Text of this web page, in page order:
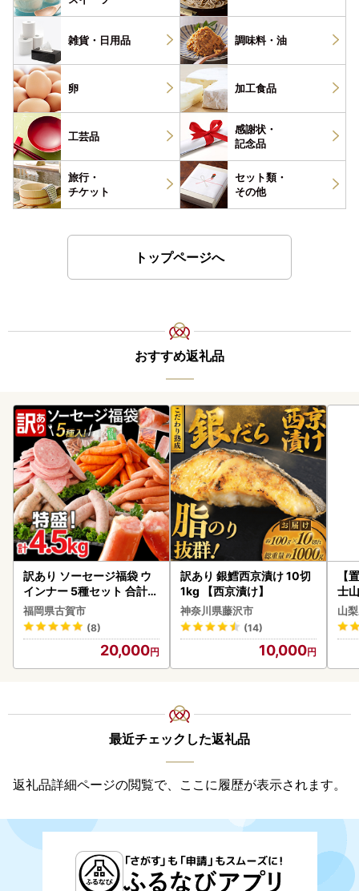
雑貨・ 日用品 調味料・ 油
卵 加工食品
工芸品
感謝状・
記念品
旅行・
チケット
セット類・
その他
トップページへ
おすすめ返礼品
訳あり ソーセージ福袋 ウ
インナー 5種セット 合計4.
5kg ソーセージ
福岡県古賀市
(8)
20,000
訳あり 銀鱈西京漬け 10切
1kg 【西京漬け】
神奈川県藤沢市
(14)
10,000
【
士
山
最近チェックした返礼品
返礼品詳細ページの閲覧で、ここに履歴が表示されます。